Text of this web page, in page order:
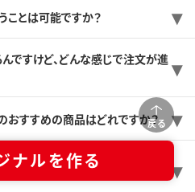
戻る
ナルを作る
ことは可能ですか？
ですけど、どんな感じで注文が進
おすすめの商品はどれですか？
また、どんなプリント方法を選べ